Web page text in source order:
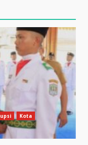
Kota